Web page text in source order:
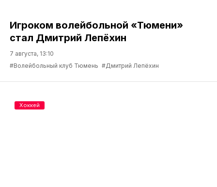
Игроком волейбольной «Тюмени»
стал Дмитрий Лепёхин
7 августа, 13:10
#Волейбольный клуб Тюмень #Дмитрий Лепёхин
Хоккей